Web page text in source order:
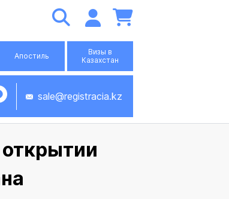
Апостиль
Визы в
Казахстан
sale@registracia.kz